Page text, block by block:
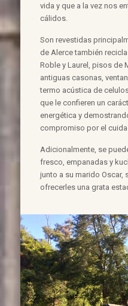
vida y que a la vez nos
cálidos.
Son revestidas
de Alerce también
Roble y Laurel, pisos de
antiguas casonas,
termo acústica de
que le confieren un
energética y
compromiso por el
Adicionalmente, se
fresco, empanadas y
junto a su marido Oscar,
ofrecerles una grata